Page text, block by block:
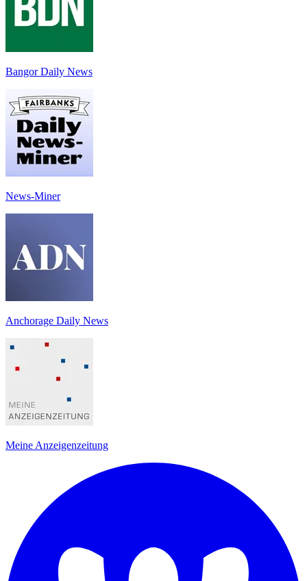
Bangor Daily News
News-Miner
Anchorage Daily News
Meine Anzeigenzeitung